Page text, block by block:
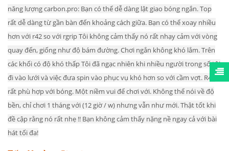
năng lượng carbon.pro: Bạn có thể dễ dàng lật giao bóng ngắn.Top
rất dễ dàng từ gần bàn đến khoảng cách giữa. Bạn có thể xoay nhiều
hơn với r42 so với rgrip Tôi không cảm thấy nó rất nhạy cảm với vòng
quay đến, giống như độ bám đường.Chơi ngắn không khó lắm. Trên
các khối có độ khó thấp Tôi đã ngạc nhiên khi nhiều người trong số tôi
đi vào lưới và việc đưa spin vào phục vụ khó hơn so với cầm vợt. R42
rất phù hợp với bóng. Một niềm vui để chơi với. Không thể nói về độ
bền, chỉ chơi 1 tháng với (12 giờ / w) nhưng vẫn như mới.Thật tốt khi
đề cập rằng nó rất nhẹ !! Bạn không cảm thấy nặng nề ngay cả với bài
hát tối đa!